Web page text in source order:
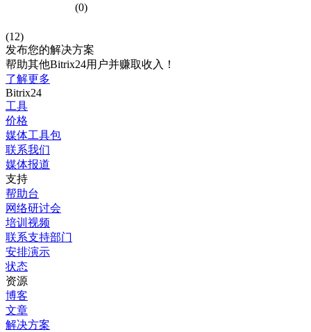
(0)
(12)
发布您的解决方案
帮助其他Bitrix24用户并赚取收入！
了解更多
Bitrix24
工具
价格
媒体工具包
联系我们
媒体报道
支持
帮助台
网络研讨会
培训视频
联系支持部门
安排演示
状态
资源
博客
文章
解决方案